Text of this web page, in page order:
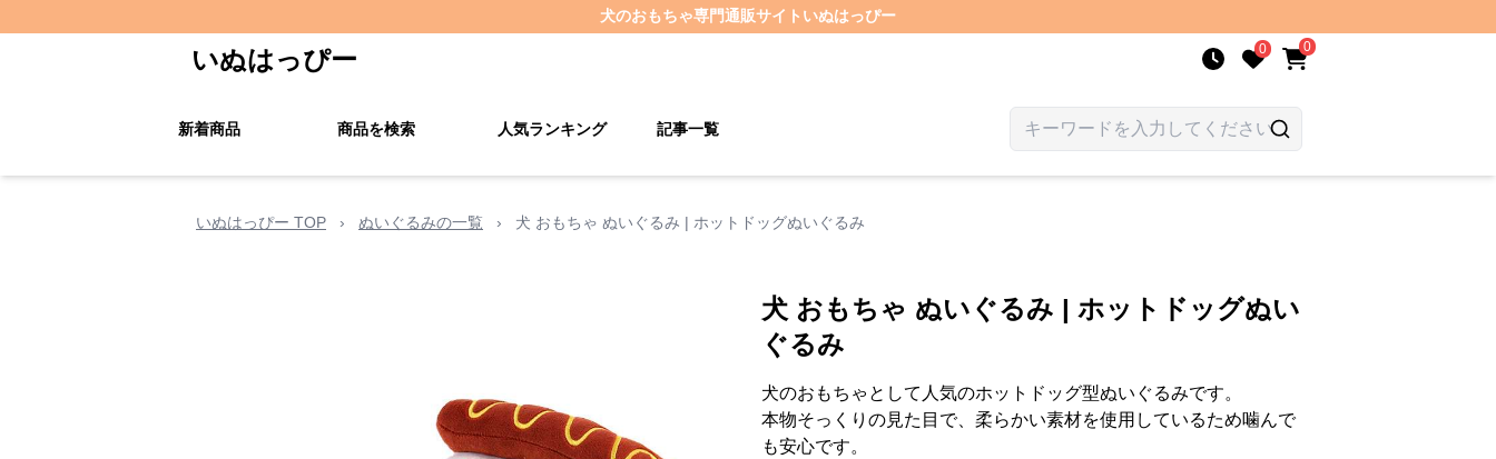
犬のおもちゃ専門通販サイト いぬはっぴー
いぬはっぴー 0 0
新着商品 商品を検索 人気ランキング 記事一覧
いぬはっぴー TOP › ぬいぐるみの一覧 › 犬 おもちゃ ぬいぐるみ | ホットドッグぬいぐるみ
犬 おもちゃ ぬいぐるみ | ホットドッグぬい
ぐるみ
犬のおもちゃとして人気のホットドッグ型ぬいぐるみです。
本物そっくりの見た目で、柔らかい素材を使用しているため噛んで
も安心です。